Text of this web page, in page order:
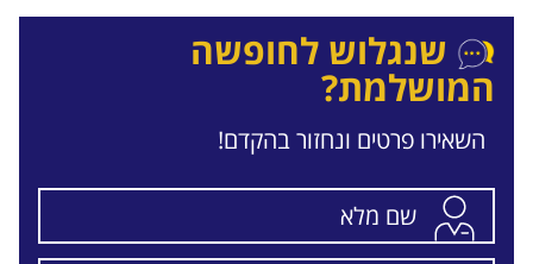
שנגלוש לחופשה
המושלמת?
השאירו פרטים ונחזור בהקדם!